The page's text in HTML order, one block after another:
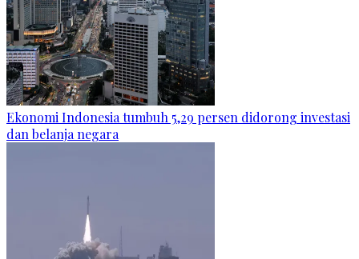
Ekonomi Indonesia tumbuh 5,29 persen didorong investasi
dan belanja negara